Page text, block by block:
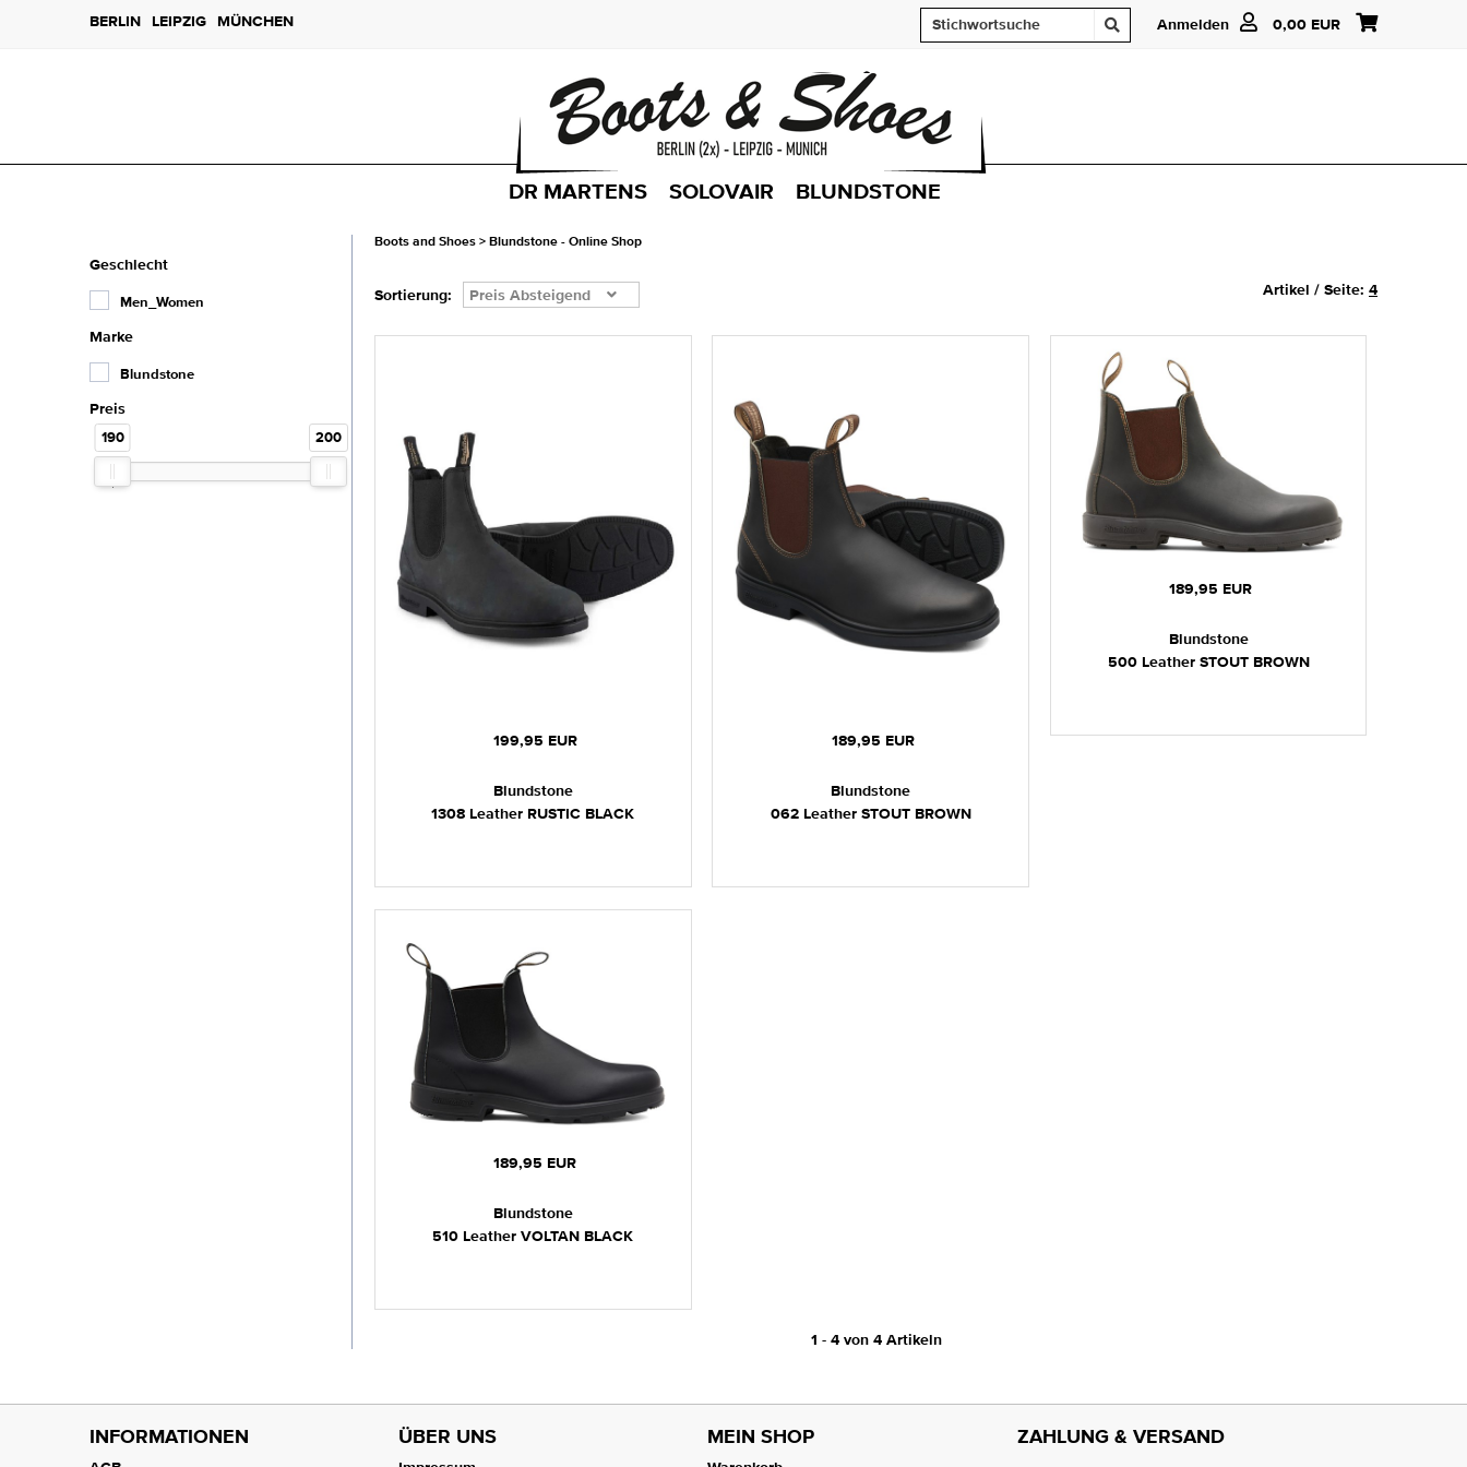
BERLIN LEIPZIG MÜNCHEN Anmelden 0,00 EUR
DR MARTENS SOLOVAIR BLUNDSTONE
Geschlecht
Men_Women
Marke
Blundstone
Preis
190 200
'
Boots and Shoes > Blundstone - Online Shop
Sortierung: Preis Absteigend Artikel / Seite: 4
199,95 EUR
Blundstone
1308 Leather RUSTIC BLACK
189,95 EUR
Blundstone
062 Leather STOUT BROWN
189,95 EUR
Blundstone
500 Leather STOUT BROWN
189,95 EUR
Blundstone
510 Leather VOLTAN BLACK
1 - 4 von 4 Artikeln
INFORMATIONEN ÜBER UNS MEIN SHOP ZAHLUNG & VERSAND